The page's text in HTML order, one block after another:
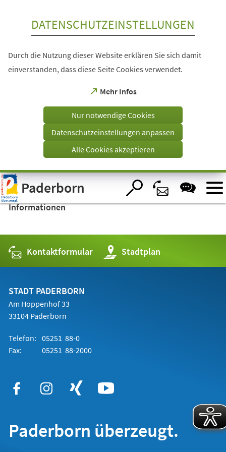
Visuelle
Assistenzsoftware
öffnen.
DATENSCHUTZEINSTELLUNGEN
Durch die Nutzung dieser Website erklären Sie sich damit
einverstanden, dass diese Seite Cookies verwendet.
Mehr Infos
(Öffnet
einem
Tab)
Nur notwendige Cookies
Datenschutzeinstellungen anpassen
Alle Cookies akzeptieren
Paderborn
Informationen
Kontaktformular Stadtplan
(Öffnet
in
einem
STADT PADERBORN
Am Hoppenhof 33
33104 Paderborn
Telefon: 05251 88-0
Fax:
05251 88-2000
Paderborn überzeugt.